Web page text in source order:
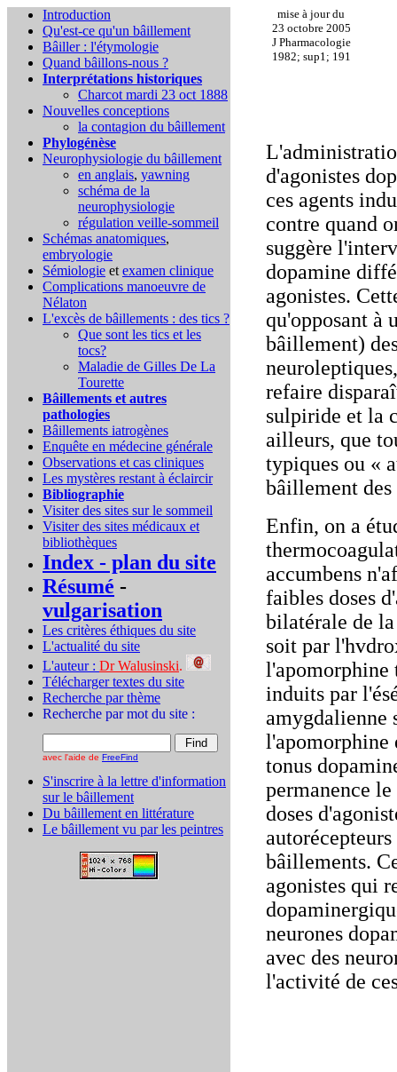
Introduction
Qu'est-ce qu'un bâillement
Bâiller : l'étymologie
Quand bâillons-nous ?
Interprétations historiques
Charcot mardi 23 oct 1888
Nouvelles conceptions
la contagion du bâillement
Phylogénèse
Neurophysiologie du bâillement
en anglais, yawning
schéma de la
neurophysiologie
régulation veille-sommeil
Schémas anatomiques,
embryologie
Sémiologie et examen clinique
Complications manoeuvre de
Nélaton
L'excès de bâillements : des tics ?
Que sont les tics et les
tocs?
Maladie de Gilles De La
Tourette
Bâillements et autres
pathologies
Bâillements iatrogènes
Enquête en médecine générale
Observations et cas cliniques
Les mystères restant à éclaircir
Bibliographie
Visiter des sites sur le sommeil
Visiter des sites médicaux et
bibliothèques
Index - plan du site
Résumé -
vulgarisation
Les critères éthiques du site
L'actualité du site
L'auteur : Dr Walusinski.
Télécharger textes du site
Recherche par thème
Recherche par mot du site :
avec l'aide de FreeFind
S'inscrire à la lettre d'information
sur le bâillement
Du bâillement en littérature
Le bâillement vu par les peintres
mise à jour du
23 octobre 2005
J Pharmacologie
1982; sup1; 191
d'agonistes
ces agents
contre quand
suggère
dopamine
agonistes.
qu'opposant à
bâillement)
refaire
sulpiride et la
ailleurs, que
typiques ou «
bâillement des
Enfin, on a
accumbens
faibles doses
bilatérale de
soit par
l'apomorphine
induits par
amygdalienne
l'apomorphine
tonus
permanence
doses
bâillements.
agonistes qui
neurones
avec des
l'activité de